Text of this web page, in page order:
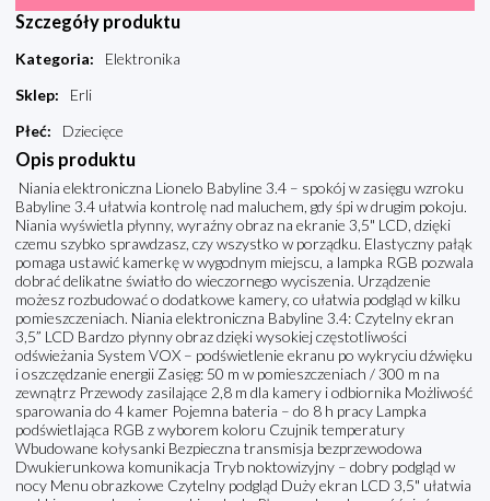
Szczegóły produktu
Kategoria:
Elektronika
Sklep:
Erli
Płeć: Dziecięce
Opis produktu
Niania elektroniczna Lionelo Babyline 3.4 – spokój w zasięgu wzroku
Babyline 3.4 ułatwia kontrolę nad maluchem, gdy śpi w drugim pokoju.
Niania wyświetla płynny, wyraźny obraz na ekranie 3,5" LCD, dzięki
czemu szybko sprawdzasz, czy wszystko w porządku. Elastyczny pałąk
pomaga ustawić kamerkę w wygodnym miejscu, a lampka RGB pozwala
dobrać delikatne światło do wieczornego wyciszenia. Urządzenie
możesz rozbudować o dodatkowe kamery, co ułatwia podgląd w kilku
pomieszczeniach. Niania elektroniczna Babyline 3.4: Czytelny ekran
3,5” LCD Bardzo płynny obraz dzięki wysokiej częstotliwości
odświeżania System VOX – podświetlenie ekranu po wykryciu dźwięku
i oszczędzanie energii Zasięg: 50 m w pomieszczeniach / 300 m na
zewnątrz Przewody zasilające 2,8 m dla kamery i odbiornika Możliwość
sparowania do 4 kamer Pojemna bateria – do 8 h pracy Lampka
podświetlająca RGB z wyborem koloru Czujnik temperatury
Wbudowane kołysanki Bezpieczna transmisja bezprzewodowa
Dwukierunkowa komunikacja Tryb noktowizyjny – dobry podgląd w
nocy Menu obrazkowe Czytelny podgląd Duży ekran LCD 3,5" ułatwia